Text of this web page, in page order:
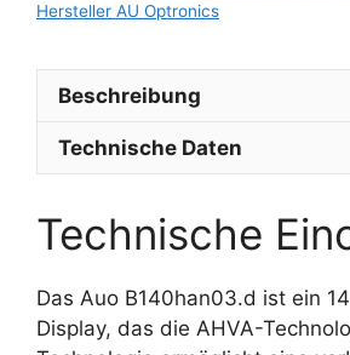
Hersteller AU Optronics
Beschreibung
Technische Daten
Technische
Das Auo B140han03.d ist ein
Display, das die AHVA-